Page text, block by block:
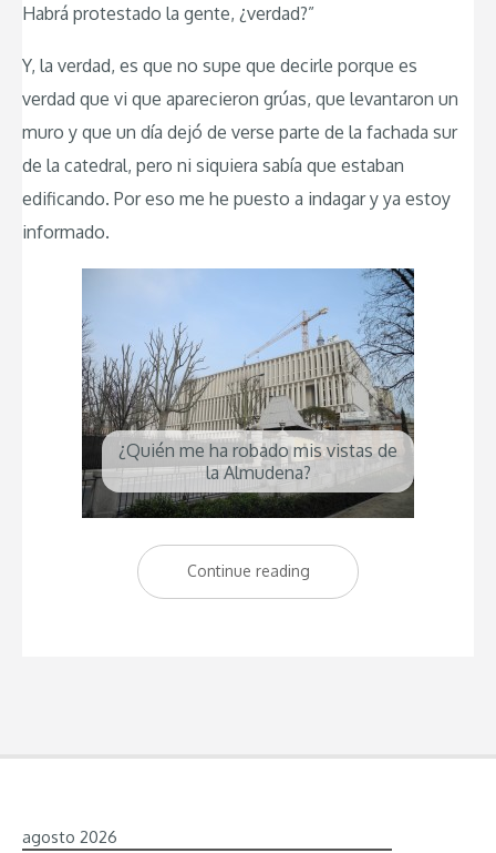
Habrá protestado la gente, ¿verdad?”
Y, la verdad, es que no supe que decirle porque es
verdad que vi que aparecieron grúas, que levantaron un
muro y que un día dejó de verse parte de la fachada sur
de la catedral, pero ni siquiera sabía que estaban
edificando. Por eso me he puesto a indagar y ya estoy
informado.
¿Quién me ha robado mis vistas de
la Almudena?
Continue reading “¿Quién
me
agosto 2026